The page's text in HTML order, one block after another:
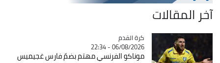
آخر المقالات
Catégorie
كرة القدم
06/08/2026 - 22:34
موناكو الفرنسي مهتم بضمّ فارس غجيميس